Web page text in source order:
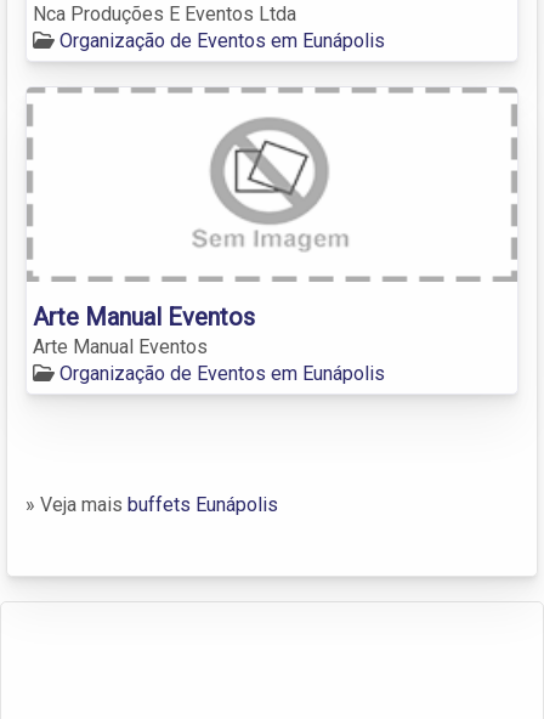
Nca Produções E Eventos Ltda
Organização de Eventos em Eunápolis
Arte Manual Eventos
Arte Manual Eventos
Organização de Eventos em Eunápolis
» Veja mais buffets Eunápolis